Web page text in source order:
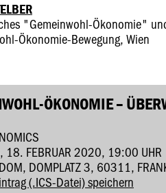
"Gemeinwohl-Ökonomie"
Ökonomie-Bewegung, Wien
ÖKONOMIE –
18. FEBRUAR 2020, 19:00 UHR
DOMPLATZ 3, 60311,
(.ICS-Datei) speichern